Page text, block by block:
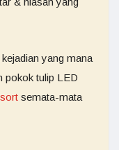
yang mana
pokok tulip LED
semata-mata